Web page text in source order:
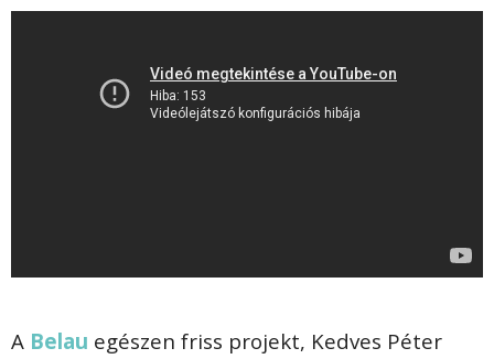
A Belau egészen friss projekt, Kedves Péter